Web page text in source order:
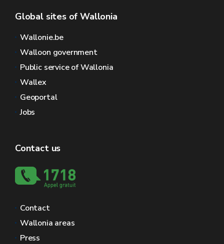
Global sites of Wallonia
Wallonie.be
Walloon government
Public service of Wallonia
Wallex
Geoportal
Jobs
Contact us
Contact
Wallonia areas
Press